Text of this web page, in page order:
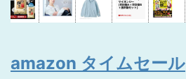
amazon タイムセール